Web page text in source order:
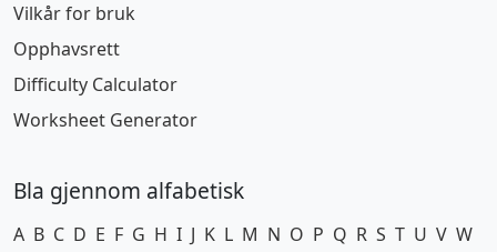
Vilkår for bruk
Opphavsrett
Difficulty Calculator
Worksheet Generator
Bla gjennom alfabetisk
A B C D E F G H I J K L M N O P Q R S T U V W